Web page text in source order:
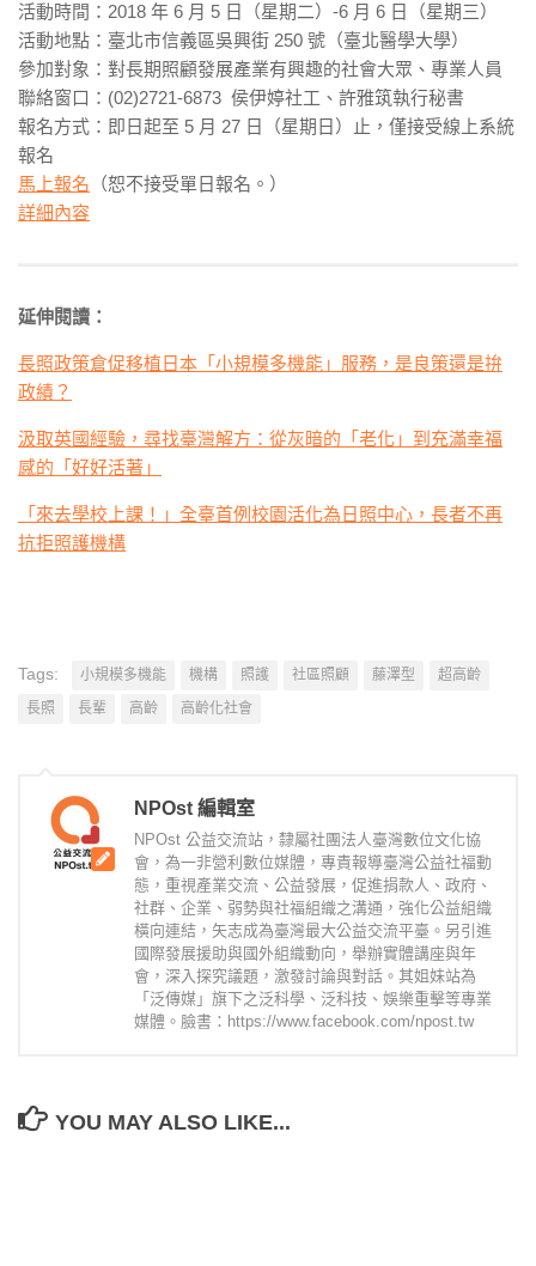
活動時間：2018 年 6 月 5 日（星期二）-6 月 6 日（星期三）
活動地點：臺北市信義區吳興街 250 號（臺北醫學大學）
參加對象：對長期照顧發展產業有興趣的社會大眾、專業人員
聯絡窗口：(02)2721-6873 侯伊婷社工、許雅筑執行秘書
報名方式：即日起至 5 月 27 日（星期日）止，僅接受線上系統
報名
馬上報名 （恕不接受單日報名。）
詳細內容
延伸閱讀：
長照政策倉促移植日本「小規模多機能」服務，是良策還是拚
政績？
汲取英國經驗，尋找臺灣解方：從灰暗的「老化」到充滿幸福
感的「好好活著」
「來去學校上課！」全臺首例校園活化為日照中心，長者不再
抗拒照護機構
Tags: 小規模多機能 機構 照護 社區照顧 藤澤型
超高齡
長照
長輩 高齡 高齡化社會
NPOst 編輯室
NPOst 公益交流站，隸屬社團法人臺灣數位文化協
會，為一非營利數位媒體，專責報導臺灣公益社福動
態，重視產業交流、公益發展，促進捐款人、政府、
社群、企業、弱勢與社福組織之溝通，強化公益組織
橫向連結，矢志成為臺灣最大公益交流平臺。另引進
國際發展援助與國外組織動向，舉辦實體講座與年
會，深入探究議題，激發討論與對話。其姐妹站為
「泛傳媒」旗下之泛科學、泛科技、娛樂重擊等專業
媒體。臉書：https://www.facebook.com/npost.tw
YOU MAY ALSO LIKE...